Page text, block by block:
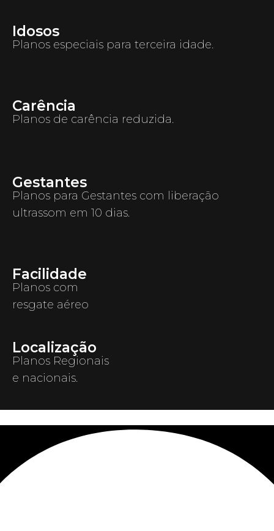
Idosos
Planos especiais para terceira idade.
Carência
Planos de carência reduzida.
Gestantes
Planos para Gestantes com liberação
ultrassom em 10 dias.
Facilidade
Planos com
resgate aéreo
Localização
Planos Regionais
e nacionais.